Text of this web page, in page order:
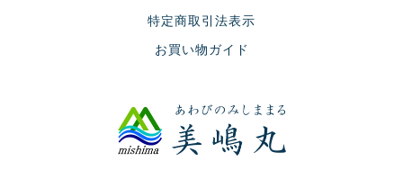
特定商取引法表示
お買い物ガイド